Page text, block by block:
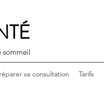
sommeil
sa consultation Tarifs